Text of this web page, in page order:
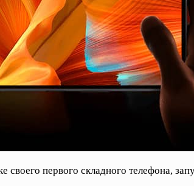
первого складного телефона,